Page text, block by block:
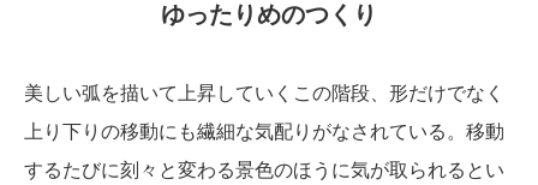
ゆったりめのつくり
美しい弧を描いて上昇していくこの階段、形だけでなく
上り下りの移動にも繊細な気配りがなされている。移動
するたびに刻々と変わる景色のほうに気が取られるとい